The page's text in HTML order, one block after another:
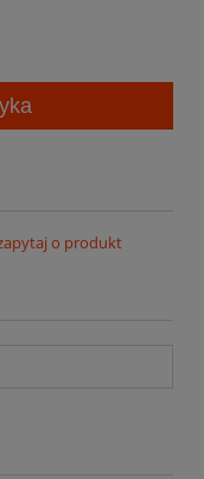
o produkt